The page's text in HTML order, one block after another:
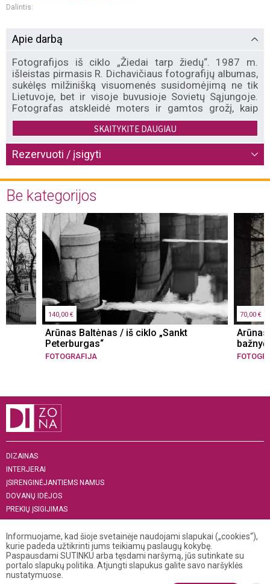
Dalintis:
Apie darbą
Fotografijos iš ciklo „Žiedai tarp žiedų“. 1987 m.
išleistas pirmasis R. Dichavičiaus fotografijų albumas,
sukėlęs milžinišką visuomenės susidomėjimą ne tik
Lietuvoje, bet ir visoje buvusioje Sovietų Sąjungoje.
Fotografas atskleidė moters ir gamtos grožį, kaip
neatskiriamus ir vienas kitą papildančius objektus.
Aktų fotografijos leido naujai pažvelgti į jaunystės,
laikinumo, grožio temas, sugriovė tuometinėje
visuomenėje vyravusį požiūrį, kad nuogas moters
kūnas yra kažkas nepriimtino ar net gėdingo.
SKAITYKITE DAUGIAU
Rezervuoti / įsigyti
Be kategorijos
140,00 €
Arūnas Baltėnas / iš ciklo „Sankt
Peterburgas“
FOTOGRAFIJA
70,00 €
DIZAINAS
INTERJERAI
ĮSIRENGINĖJANTIEMS NAMUS
DOVANŲ IDĖJOS
PREKIŲ ĮSIGIJIMAS
„MENAS INTERJERUI 2019“
+370 521 04 141
info@dizona.lt
Informuojame, kad šioje svetainėje naudojami slapukai („cookies“),
kurie padeda užtikrinti jums teikiamų paslaugų kokybę.
Paspausdami SUTINKU arba tęsdami naršymą, jūs sutinkate su
portalo slapukų politika. Atjungti slapukus galite savo naršyklės
nustatymuose.